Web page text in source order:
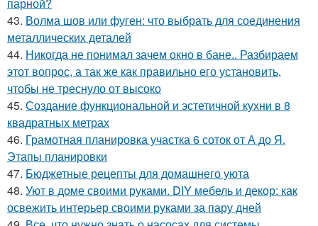
43. Волма шов или фуген: что выбрать для соединения
металлических деталей
44. Никогда не понимал зачем окно в бане.. Разбираем
этот вопрос, а так же как правильно его установить,
чтобы не треснуло от высоко
45. Создание функциональной и эстетичной кухни в 8
квадратных метрах
46. Грамотная планировка участка 6 соток от А до Я.
Этапы планировки
47. Бюджетные рецепты для домашнего уюта
48. Уют в доме своими руками. DIY мебель и декор: как
освежить интерьер своими руками за пару дней